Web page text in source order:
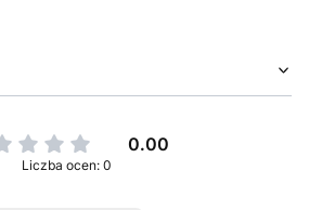
0.00
Liczba ocen: 0